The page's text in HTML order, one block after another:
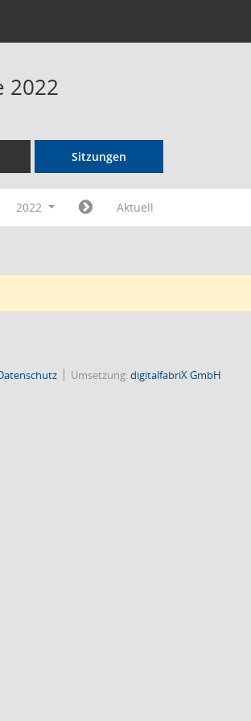
2022
Sitzungen
2022 Aktuell
Umsetzung:digitalfabriX GmbH